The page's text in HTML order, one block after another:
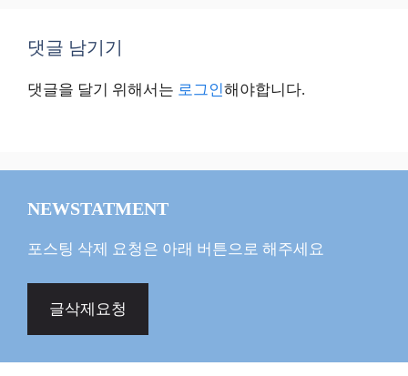
댓글 남기기
댓글을 달기 위해서는 로그인해야합니다.
NEWSTATMENT
포스팅 삭제 요청은 아래 버튼으로 해주세요
글삭제요청